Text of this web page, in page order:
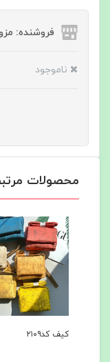
فروشنده:
ناموجود
محصولات
کیف کد۲۱۰۹